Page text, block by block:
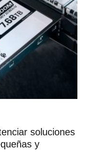
soluciones
y